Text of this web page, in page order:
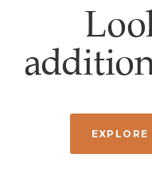
EXPLORE